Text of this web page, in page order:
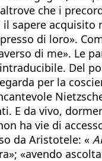
che i
sapere
di loro».
di me». Le
Del
per la
E da vivo,
ha vie di
da Aristotele: «
«avendo